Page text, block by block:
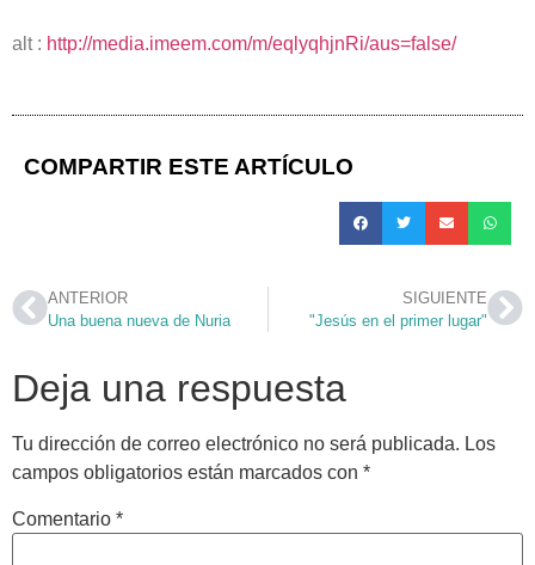
alt : http://media.imeem.com/m/eqlyqhjnRi/aus=false/
COMPARTIR ESTE ARTÍCULO
ANTERIOR
Una buena nueva de Nuria
SIGUIENTE
"Jesús en el primer lugar"
Deja una respuesta
Tu dirección de correo electrónico no será publicada. Los
campos obligatorios están marcados con *
Comentario *